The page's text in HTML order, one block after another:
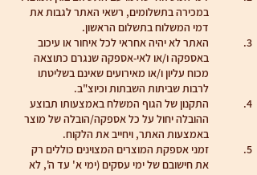
במכירה בתשלומים, רשאי האתר לגבות את
דמי המשלוח בתשלום הראשון.
האתר לא יהיה אחראי לכל איחור או עיכוב
באספקה ו/או לאי-אספקה שנגרם כתוצאה
מכוח עליון ו/או מאירועים שאינם בשליטתו
לרבות שביתות השבתות וכיוצ"ב.
התקנון של הגוף המשלח באמצעותו תבוצע
ההובלה יחול על כל אספקה/הובלה של מוצר
באמצעות האתר, ויחייב את הלקוח.
זמני אספקת המוצרים המצוינים כוללים רק
את חישובם של ימי עסקים (ימי א' עד ה', לא